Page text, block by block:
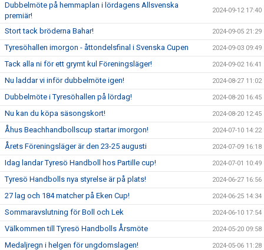
Dubbelmöte på hemmaplan i lördagens Allsvenska
premiär!
2024-09-12 17:40
Stort tack bröderna Bahar! 2024-09-05 21:29
Tyresöhallen imorgon - åttondelsfinal i Svenska Cupen 2024-09-03 09:49
Tack alla ni för ett grymt kul Föreningsläger! 2024-09-02 16:41
Nu laddar vi inför dubbelmöte igen! 2024-08-27 11:02
Dubbelmöte i Tyresöhallen på lördag! 2024-08-20 16:45
Nu kan du köpa säsongskort! 2024-08-20 12:45
Åhus Beachhandbollscup startar imorgon! 2024-07-10 14:22
Årets Föreningsläger är den 23-25 augusti 2024-07-09 16:18
Idag landar Tyresö Handboll hos Partille cup! 2024-07-01 10:49
Tyresö Handbolls nya styrelse är på plats! 2024-06-27 16:56
27 lag och 184 matcher på Eken Cup! 2024-06-25 14:34
Sommaravslutning för Boll och Lek 2024-06-10 17:54
Välkommen till Tyresö Handbolls Årsmöte 2024-05-20 09:58
Medaljregn i helgen för ungdomslagen! 2024-05-06 11:28